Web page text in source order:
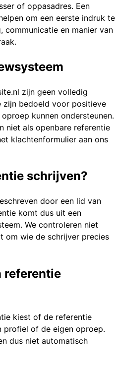
of oppasadres. Een
om een eerste indruk te
communicatie en manier van
zijn geen volledig
zijn bedoeld voor positieve
kunnen ondersteunen.
niet als openbare referentie
klachtenformulier aan ons
schrijven?
door een lid van
komt dus uit een
We controleren niet
om wie de schrijver precies
referentie
kiest of de referentie
of de eigen oproep.
dus niet automatisch